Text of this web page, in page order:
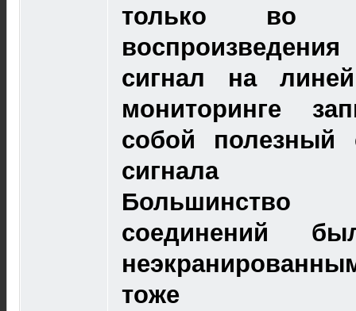
только во
сигнал на
мониторинге
собой полезный
сигнала
соединений
тоже